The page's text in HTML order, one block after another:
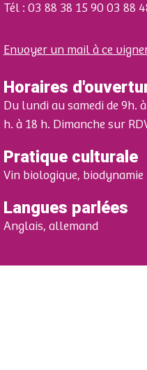
Tél : 03 88 38 15 90 03 88
Envoyer un mail à ce
Horaires
Du lundi au samedi de 9h.
h. à 18 h. Dimanche sur
Pratique culturale
Vin biologique, biodynamie
Langues parlées
Anglais, allemand